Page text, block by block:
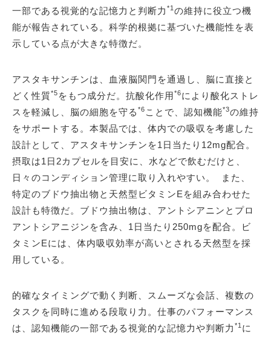
一部である視覚的な記憶力と判断力 *1 の維持に役立つ機
能が報告されている。科学的根拠に基づいた機能性を表
示している点が大きな特徴だ。
アスタキサンチンは、血液脳関門を通過し、脳に直接と
どく性質*5 をもつ成分だ。抗酸化作用*6により酸化ストレ
スを軽減し、脳の細胞を守る *6 ことで、認知機能*3の維持
をサポートする。本製品では、体内での吸収を考慮した
設計として、アスタキサンチンを1日当たり12mg配合。
摂取は1日2カプセルを目安に、水などで飲むだけと、
日々のコンディション管理に取り入れやすい。 また、
特定のブドウ抽出物と天然型ビタミンEを組み合わせた
設計も特徴だ。ブドウ抽出物は、アントシアニンとプロ
アントシアニジンを含み、1日当たり250mgを配合。ビ
タミンEには、体内吸収効率が高いとされる天然型を採
用している。
的確なタイミングで動く判断、スムーズな会話、複数の
タスクを同時に進める段取り力。仕事のパフォーマンス
は、認知機能の一部である視覚的な記憶力や判断力 *1 に